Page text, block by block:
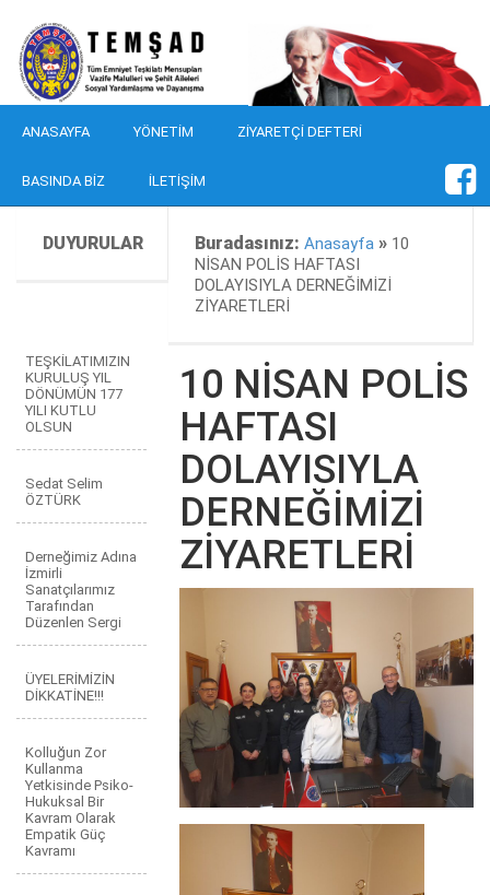
ANASAYFA YÖNETIM ZIYARETÇI DEFTERI
BASINDA BIZ İLETIŞIM
DUYURULAR Buradasınız:Anasayfa » 10
NİSAN POLİS HAFTASI
DOLAYISIYLA DERNEĞİMİZİ
ZİYARETLERİ
TEŞKİLATIMIZIN
KURULUŞ YIL
DÖNÜMÜN 177
YILI KUTLU
OLSUN
Sedat Selim
ÖZTÜRK
Derneğimiz Adına
İzmirli
Sanatçılarımız
Tarafından
Düzenlen Sergi
ÜYELERİMİZİN
DİKKATİNE!!!
Kolluğun Zor
Kullanma
Yetkisinde Psiko-
Hukuksal Bir
Kavram Olarak
Empatik Güç
Kavramı
10 NİSAN POLİS
HAFTASI
DOLAYISIYLA
DERNEĞİMİZİ
ZİYARETLERİ